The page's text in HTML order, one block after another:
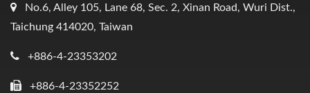
No.6, Alley 105, Lane 68, Sec. 2, Xinan Road, Wuri Dist.,
Taichung 414020, Taiwan
+886-4-23353202
+886-4-23352252